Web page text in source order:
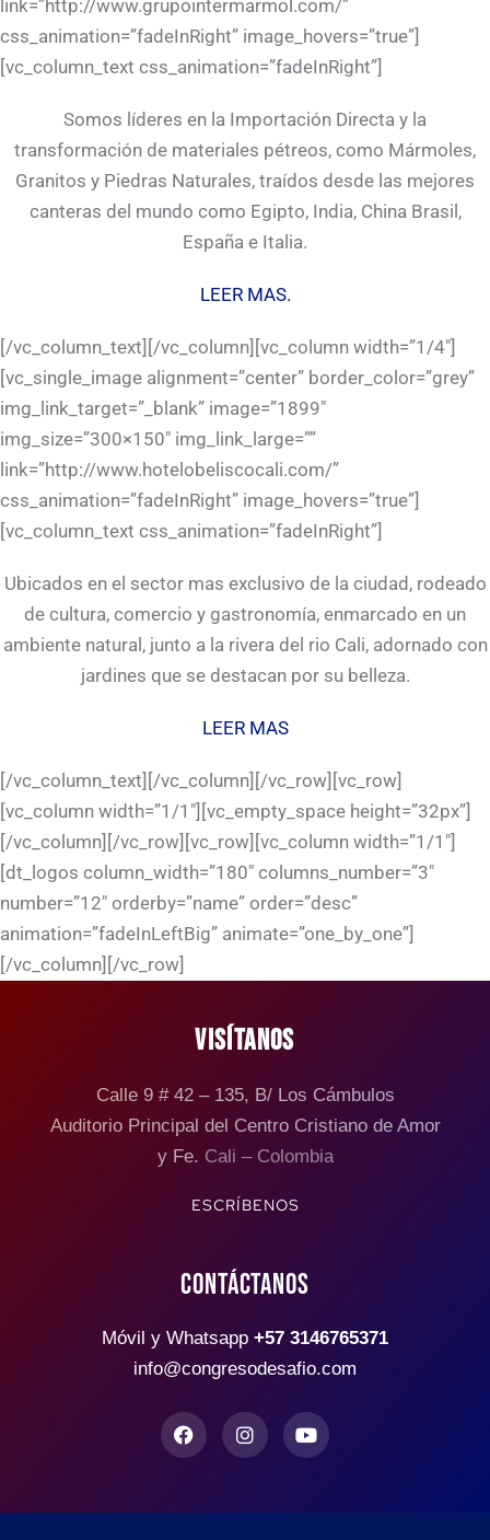
link=”http://www.grupointermarmol.com/”
css_animation=”fadeInRight” image_hovers=”true”]
[vc_column_text css_animation=”fadeInRight”]
Somos líderes en la Importación Directa y la
transformación de materiales pétreos, como Mármoles,
Granitos y Piedras Naturales, traídos desde las mejores
canteras del mundo como Egipto, India, China Brasil,
España e Italia.
LEER MAS.
[/vc_column_text][/vc_column][vc_column width=”1/4″]
[vc_single_image alignment=”center” border_color=”grey”
img_link_target=”_blank” image=”1899″
img_size=”300×150″ img_link_large=””
link=”http://www.hotelobeliscocali.com/”
css_animation=”fadeInRight” image_hovers=”true”]
[vc_column_text css_animation=”fadeInRight”]
Ubicados en el sector mas exclusivo de la ciudad, rodeado
de cultura, comercio y gastronomía, enmarcado en un
ambiente natural, junto a la rivera del rio Cali, adornado con
jardines que se destacan por su belleza.
LEER MAS
[/vc_column_text][/vc_column][/vc_row][vc_row]
[vc_column width=”1/1″][vc_empty_space height=”32px”]
[/vc_column][/vc_row][vc_row][vc_column width=”1/1″]
[dt_logos column_width=”180″ columns_number=”3″
number=”12″ orderby=”name” order=”desc”
animation=”fadeInLeftBig” animate=”one_by_one”]
[/vc_column][/vc_row]
VISÍTANOS
Calle 9 # 42 – 135, B/ Los Cámbulos
Auditorio Principal del Centro Cristiano de Amor
y Fe. Cali – Colombia
ESCRÍBENOS
CONTÁCTANOS
Móvil y Whatsapp +57 3146765371
info@congresodesafio.com